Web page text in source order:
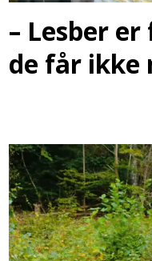
– Lesber
de får ikke